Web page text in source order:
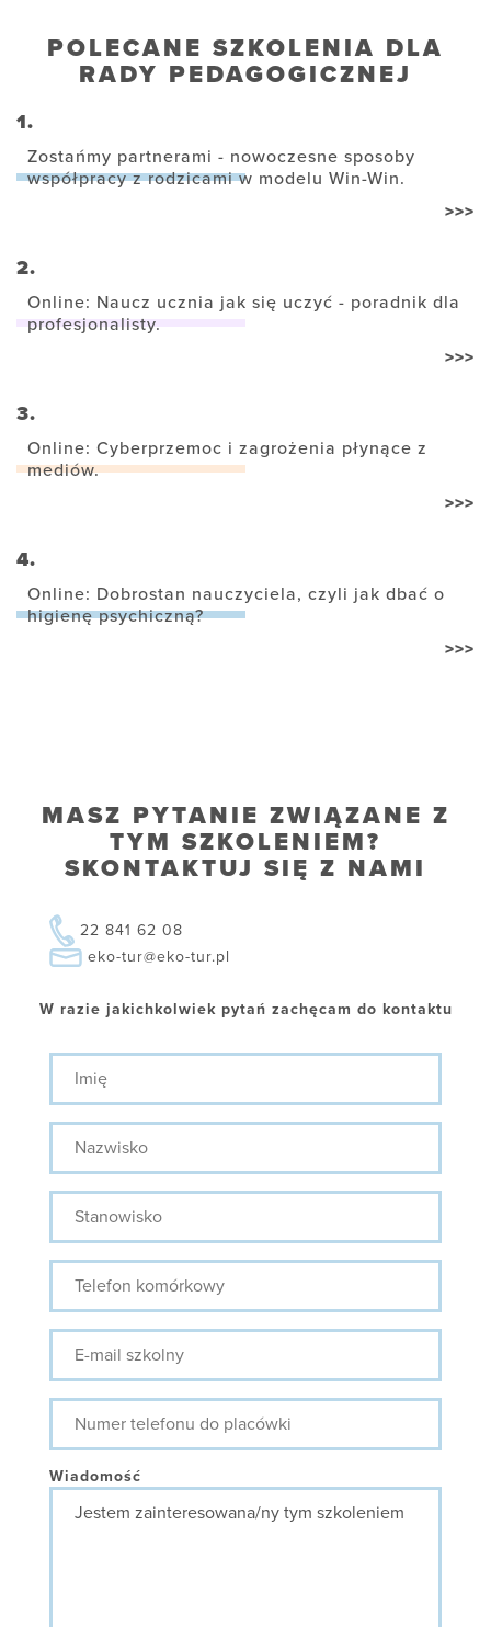
POLECANE SZKOLENIA DLA
RADY PEDAGOGICZNEJ
1.
Zostańmy partnerami - nowoczesne sposoby
współpracy z rodzicami w modelu Win-Win.
>>>
2.
Online: Naucz ucznia jak się uczyć - poradnik dla
profesjonalisty.
>>>
3.
Online: Cyberprzemoc i zagrożenia płynące z
mediów.
>>>
4.
Online: Dobrostan nauczyciela, czyli jak dbać o
higienę psychiczną?
>>>
MASZ PYTANIE ZWIĄZANE Z
TYM SZKOLENIEM?
SKONTAKTUJ SIĘ Z NAMI
22 841 62 08
eko-tur@eko-tur.pl
W razie jakichkolwiek pytań zachęcam do kontaktu
Imię
Nazwisko
Stanowisko
Telefon
komórkowy
E-
mail
szkolny
Numer
telefonu
do
Wiadomość